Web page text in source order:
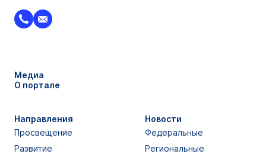
Медиа
О портале
Направления
Просвещение
Развитие
Новости
Федеральные
Региональные